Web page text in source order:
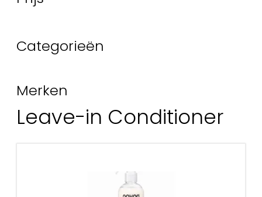
Categorieën
Merken
Leave-in Conditioner